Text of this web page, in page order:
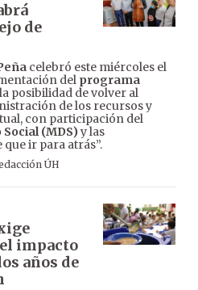
de
celebró este miércoles el
del programa
posibilidad de volver al
de los recursos y
con participación del
(MDS)y las
ir para atrás”.
ÚH
impacto
años de